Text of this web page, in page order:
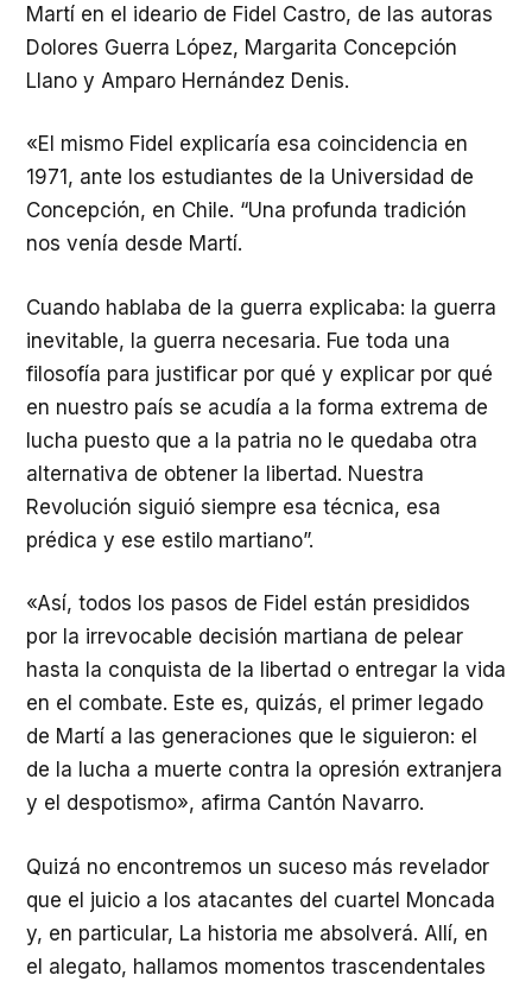
Martí en el ideario de Fidel Castro, de las autoras
Dolores Guerra López, Margarita Concepción
Llano y Amparo Hernández Denis.
«El mismo Fidel explicaría esa coincidencia en
1971, ante los estudiantes de la Universidad de
Concepción, en Chile. “Una profunda tradición
nos venía desde Martí.
Cuando hablaba de la guerra explicaba: la guerra
inevitable, la guerra necesaria. Fue toda una
filosofía para justificar por qué y explicar por qué
en nuestro país se acudía a la forma extrema de
lucha puesto que a la patria no le quedaba otra
alternativa de obtener la libertad. Nuestra
Revolución siguió siempre esa técnica, esa
prédica y ese estilo martiano”.
«Así, todos los pasos de Fidel están presididos
por la irrevocable decisión martiana de pelear
hasta la conquista de la libertad o entregar la vida
en el combate. Este es, quizás, el primer legado
de Martí a las generaciones que le siguieron: el
de la lucha a muerte contra la opresión extranjera
y el despotismo», afirma Cantón Navarro.
Quizá no encontremos un suceso más revelador
que el juicio a los atacantes del cuartel Moncada
y, en particular, La historia me absolverá. Allí, en
el alegato, hallamos momentos trascendentales